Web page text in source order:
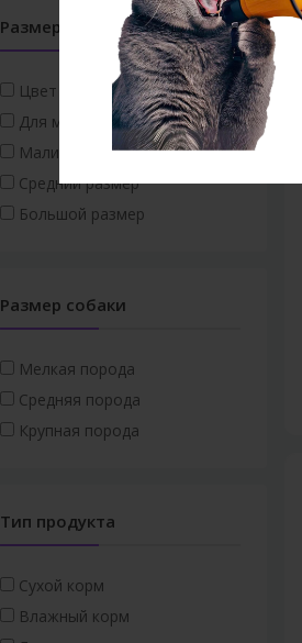
Размер и цвет
Цвет для женского пола
Для мужского пола
Малинкий размер
Средний размер
Большой размер
Размер собаки
Мелкая порода
Средняя порода
Крупная порода
Тип продукта
Сухой корм
Влажный корм